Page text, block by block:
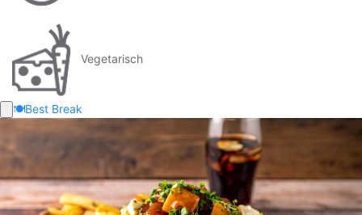
Vegetarisch
🍽️Best Break